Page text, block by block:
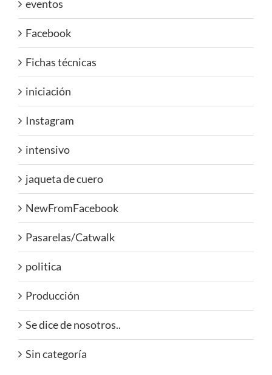
eventos
Facebook
Fichas técnicas
iniciación
Instagram
intensivo
jaqueta de cuero
NewFromFacebook
Pasarelas/Catwalk
politica
Producción
Se dice de nosotros..
Sin categoría